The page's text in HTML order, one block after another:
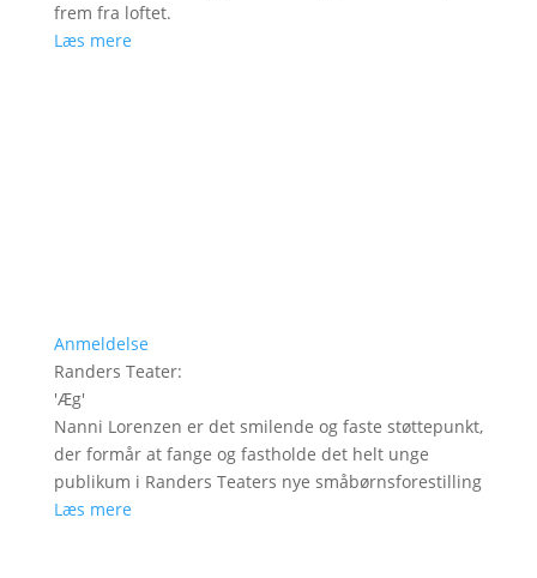
frem fra loftet.
Læs mere
Anmeldelse
Randers Teater:
'Æg'
Nanni Lorenzen er det smilende og faste støttepunkt,
der formår at fange og fastholde det helt unge
publikum i Randers Teaters nye småbørnsforestilling
Læs mere